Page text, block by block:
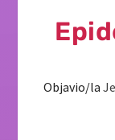
Objavio/la